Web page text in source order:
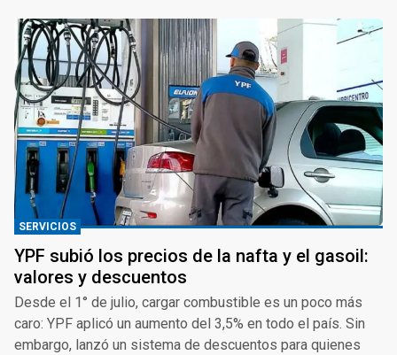
SERVICIOS
YPF subió los precios de la nafta y el gasoil:
valores y descuentos
Desde el 1° de julio, cargar combustible es un poco más
caro: YPF aplicó un aumento del 3,5% en todo el país. Sin
embargo, lanzó un sistema de descuentos para quienes